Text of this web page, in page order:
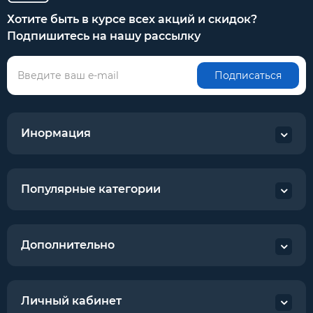
Хотите быть в курсе всех акций и скидок?
Подпишитесь на нашу рассылку
Подписаться
Инормация
Популярные категории
Дополнительно
Личный кабинет